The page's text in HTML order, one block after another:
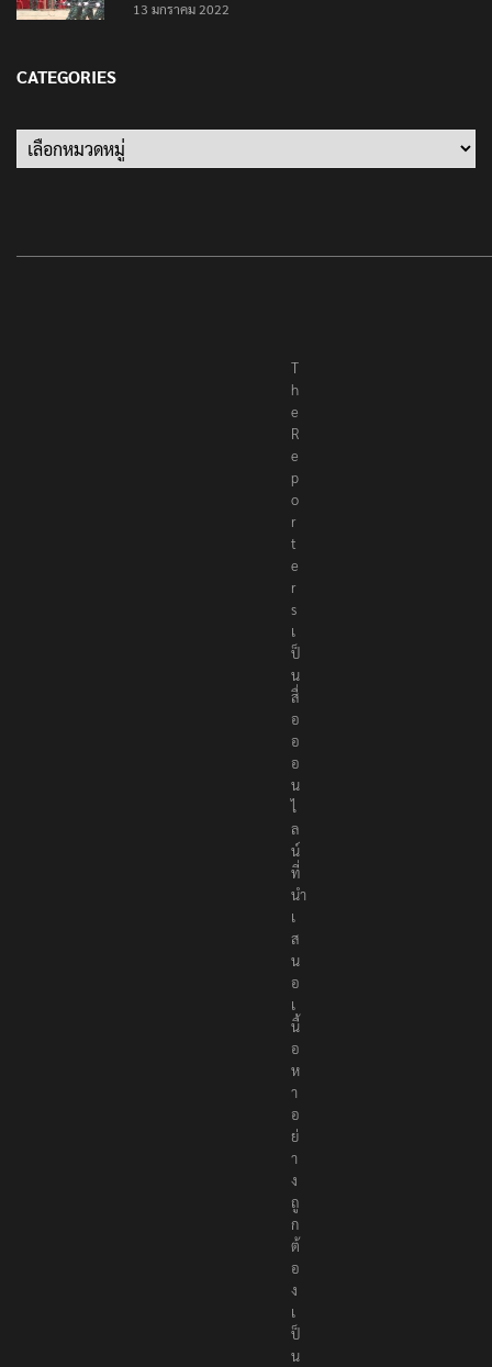
13 มกราคม 2022
CATEGORIES
Categories
T
h
e
R
e
p
o
r
t
e
r
s
เ
ป็
น
สื่
อ
อ
อ
น
ไ
ล
น์
ที่
นำ
เ
ส
น
อ
เ
นื้
อ
ห
า
อ
ย่
า
ง
ถู
ก
ต้
อ
ง
เ
ป็
น